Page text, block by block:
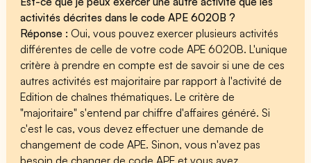
activités décrites dans le code APE 6020B ?
Réponse :Oui, vous pouvez exercer plusieurs activités
différentes de celle de votre code APE 6020B. L'unique
critère à prendre en compte est de savoir si une de ces
autres activités est majoritaire par rapport à l'activité de
Edition de chaînes thématiques. Le critère de
"majoritaire" s'entend par chiffre d'affaires généré. Si
c'est le cas, vous devez effectuer une demande de
changement de code APE. Sinon, vous n'avez pas
besoin de changer de code APE et vous avez